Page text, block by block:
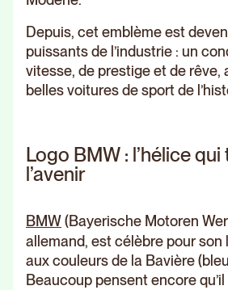
Depuis, cet emblème est
puissants de l’industrie : un
vitesse, de prestige et de rêve,
belles voitures de sport de
Logo BMW : l’hélice
l’avenir
BMW(Bayerische Motoren
allemand, est célèbre pour
aux couleurs de la Bavière
Beaucoup pensent encore